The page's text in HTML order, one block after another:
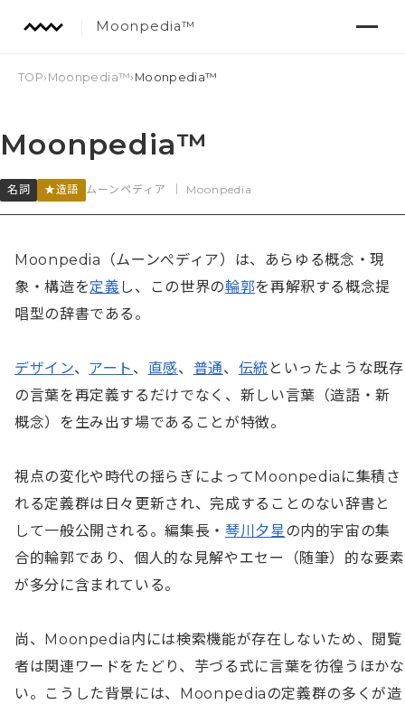
Moonpedia™
TOP› Moonpedia™› Moonpedia™︎
Moonpedia™︎
名詞 ★造語 ムーンペディア Moonpedia
Moonpedia（ムーンぺディア）は、あらゆる概念・現
象・構造を定義 し、この世界の輪郭を再解釈する概念提
唱型の辞書である。
デザイン、 アート 、 直感、 普通、 伝統 といったような既存
の言葉を再定義するだけでなく、新しい言葉（造語・新
概念）を生み出す場であることが特徴。
視点の変化や時代の揺らぎによってMoonpediaに集積さ
れる定義群は日々更新され、完成することのない辞書と
して一般公開される。編集長・ 琴川夕星の内的宇宙の集
合的輪郭であり、個人的な見解やエセー（随筆）的な要素
が多分に含まれている。
尚、Moonpedia内には検索機能が存在しないため、閲覧
者は関連ワードをたどり、芋づる式に言葉を彷徨うほかな
い。こうした背景には、Moonpediaの定義群の多くが造